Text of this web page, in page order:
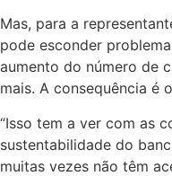
Mas, para a
pode esconder
aumento do número de
mais. A consequência é
“Isso tem a ver com as
sustentabilidade do
muitas vezes não têm